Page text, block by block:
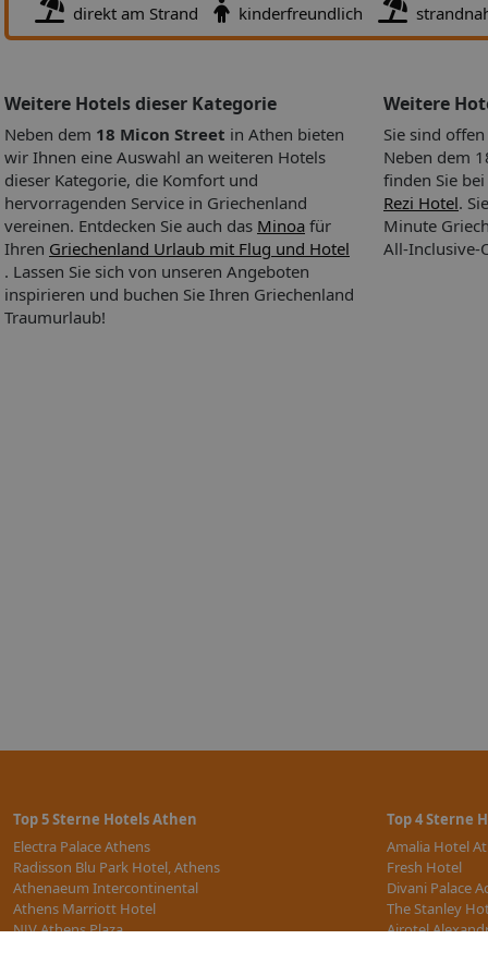
direkt am Strand kinderfreundlich
Weitere Hotels dieser Kategorie
Neben dem 18 Micon Street in Athen bieten
wir Ihnen eine Auswahl an weiteren Hotels
dieser Kategorie, die Komfort und
hervorragenden Service in Griechenland
vereinen. Entdecken Sie auch das Minoa für
Ihren Griechenland Urlaub mit Flug und Hotel
. Lassen Sie sich von unseren Angeboten
inspirieren und buchen Sie Ihren Griechenland
Traumurlaub!
Weitere
Sie sind
Neben dem
finden Sie
Rezi Hotel.
Minute
All-Inclusive-
Top 5 Sterne Hotels Athen
Electra Palace Athens
Radisson Blu Park Hotel, Athens
Athenaeum Intercontinental
Athens Marriott Hotel
NJV Athens Plaza
Top 4 Sterne
Amalia Hotel
Fresh Hotel
Divani Palace
The Stanley
Airotel